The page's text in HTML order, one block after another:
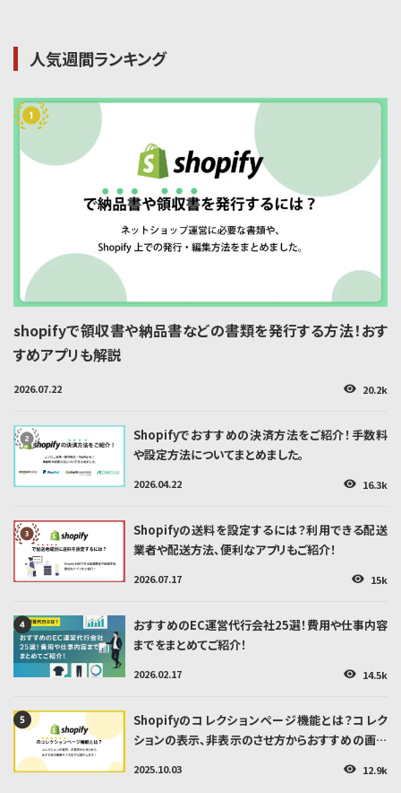
人気週間ランキング
shopifyで領収書や納品書などの書類を発行する方法！おす
すめアプリも解説
2026.07.22 👁 20.2k
Shopifyでおすすめの決済方法をご紹介！手数料
や設定方法についてまとめました。
2026.04.22 👁 16.3k
Shopifyの送料を設定するには？利用できる配送
業者や配送方法、便利なアプリもご紹介！
2026.07.17 👁 15k
おすすめのEC運営代行会社25選！費用や仕事内容
までをまとめてご紹介！
2026.02.17 👁 14.5k
Shopifyのコレクションページ機能とは？コレク
ションの表示、非表示のさせ方からおすすめの画像
2025.10.03 👁 12.9k